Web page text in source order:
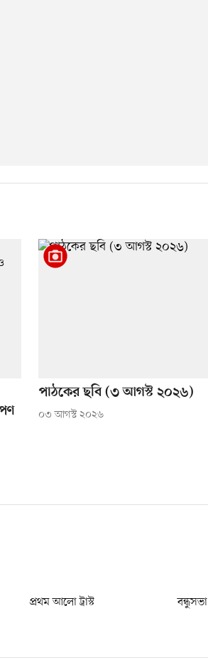
পাঠকের ছবি (৩ আগস্ট ২০২৬)
০৩ আগস্ট ২০২৬
প্রথম আলো ট্রাস্ট বন্ধুসভা